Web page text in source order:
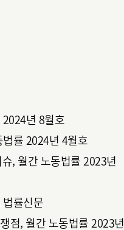
년 8월호
률 2024년 4월호
, 월간 노동법률 2023년
률신문
점, 월간 노동법률 2023년